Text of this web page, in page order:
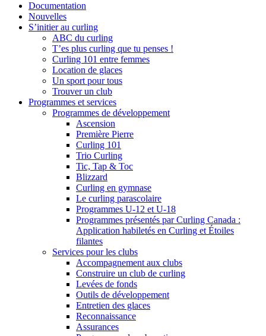
Documentation
Nouvelles
S’initier au curling
ABC du curling
T’es plus curling que tu penses !
Curling 101 entre femmes
Location de glaces
Un sport pour tous
Trouver un club
Programmes et services
Programmes de développement
Ascension
Première Pierre
Curling 101
Trio Curling
Tic, Tap & Toc
Blizzard
Curling en gymnase
Le curling parascolaire
Programmes U-12 et U-18
Programmes présentés par Curling Canada :
Application habiletés en Curling et Étoiles
filantes
Services pour les clubs
Accompagnement aux clubs
Construire un club de curling
Levées de fonds
Outils de développement
Entretien des glaces
Reconnaissance
Assurances